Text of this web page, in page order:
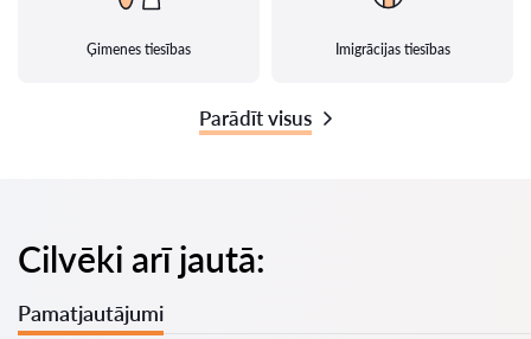
Ģimenes tiesības Imigrācijas tiesības
Parādīt visus
Cilvēki arī jautā:
Pamatjautājumi